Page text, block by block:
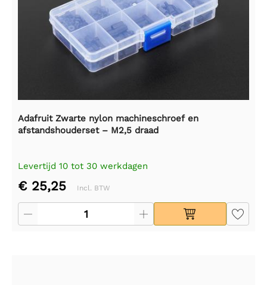
Adafruit Zwarte nylon machineschroef en
afstandshouderset – M2,5 draad
Levertijd 10 tot 30 werkdagen
€ 25,25 Incl. BTW